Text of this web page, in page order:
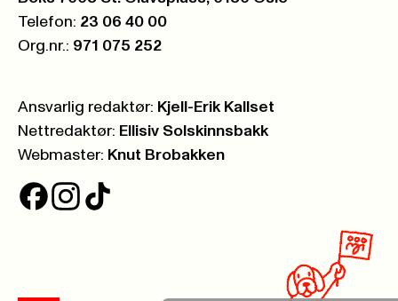
Telefon: 23 06 40 00
Org.nr.: 971 075 252
Ansvarlig redaktør: Kjell-Erik Kallset
Nettredaktør: Ellisiv Solskinnsbakk
Webmaster: Knut Brobakken